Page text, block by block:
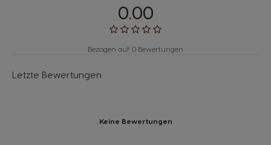
0.00
Bezogen auf 0 Bewertungen
Letzte Bewertungen
Keine Bewertungen